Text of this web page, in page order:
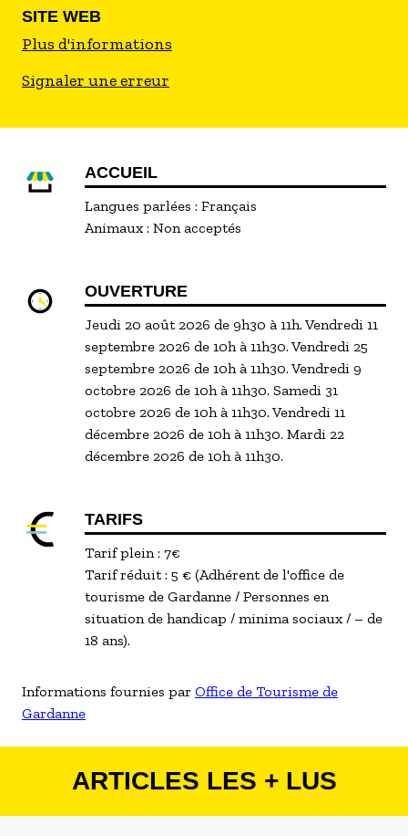
SITE WEB
Plus d'informations
Signaler une erreur
ACCUEIL
Langues parlées : Français
Animaux : Non acceptés
OUVERTURE
Jeudi 20 août 2026 de 9h30 à 11h. Vendredi 11
septembre 2026 de 10h à 11h30. Vendredi 25
septembre 2026 de 10h à 11h30. Vendredi 9
octobre 2026 de 10h à 11h30. Samedi 31
octobre 2026 de 10h à 11h30. Vendredi 11
décembre 2026 de 10h à 11h30. Mardi 22
décembre 2026 de 10h à 11h30.
TARIFS
Tarif plein : 7€
Tarif réduit : 5 € (Adhérent de l'office de
tourisme de Gardanne / Personnes en
situation de handicap / minima sociaux / – de
18 ans).
Informations fournies par Office de Tourisme de
Gardanne
ARTICLES LES + LUS